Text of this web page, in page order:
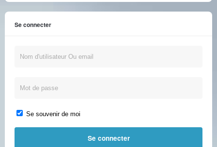
Se connecter
Se souvenir de moi